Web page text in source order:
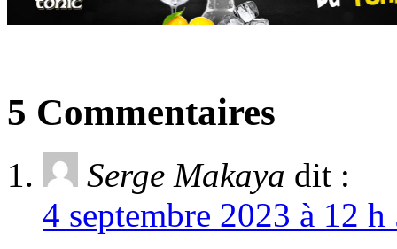
5 Commentaires
Serge Makaya dit :
4 septembre 2023 à 12